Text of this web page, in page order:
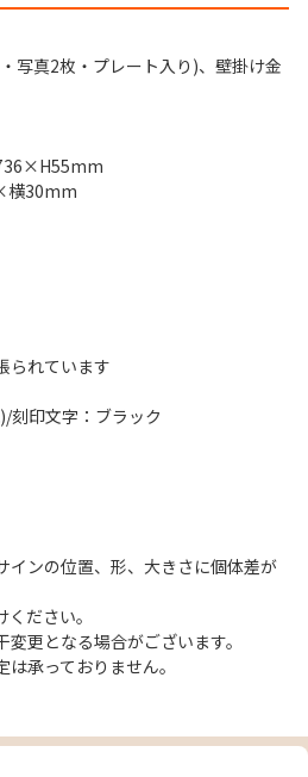
写真2枚・プレート入り)、壁掛け金
横30mm
られています
刻印文字：ブラック
インの位置、形、大きさに個体差が
ださい。
更となる場合がございます。
承っておりません。